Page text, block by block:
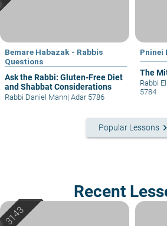
Bemare Habazak - Rabbis
Questions
Ask the Rabbi: Gluten-Free Diet
and Shabbat Considerations
Rabbi Daniel Mann| Adar 5786
Pninei
The
Rabbi
5784
Popular Lessons keyboard_arrow_right
Recent